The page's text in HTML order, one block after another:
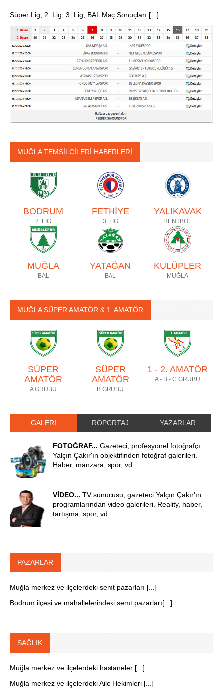
Süper Lig, 2. Lig, 3. Lig, BAL Maç Sonuçları [...]
MUĞLA TEMSİLCİLERİ HABERLERİ
BODRUM
2. LİG
FETHİYE
3. LİG
YALIKAVAK
HENTBOL
MUĞLA
BAL
YATAĞAN
BAL
KULÜPLER
MUĞLA
MUĞLA SÜPER AMATÖR & 1. AMATÖR
SÜPER
AMATÖR
A GRUBU
SÜPER
AMATÖR
B GRUBU
1 - 2. AMATÖR
A - B - C GRUBU
GALERİ RÖPORTAJ YAZARLAR
FOTOĞRAF... Gazeteci, profesyonel fotoğrafçı
Yalçın Çakır'ın objektifinden fotoğraf galerileri.
Haber, manzara, spor, vd...
VİDEO... TV sunucusu, gazeteci Yalçın Çakır'ın
programlarından video galerileri. Reality, haber,
tartışma, spor, vd...
PAZARLAR
Muğla merkez ve ilçelerdeki semt pazarları [...]
Bodrum ilçesi ve mahallelerindeki semt pazarları[...]
SAĞLIK
Muğla merkez ve ilçelerdeki hastaneler [...]
Muğla merkez ve ilçelerdeki Aile Hekimleri [...]